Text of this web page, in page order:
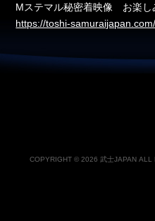
Mステマル秘密着映像 お楽し
https://toshi-
COPYRIGHT © 2026 武士JAPAN ALL